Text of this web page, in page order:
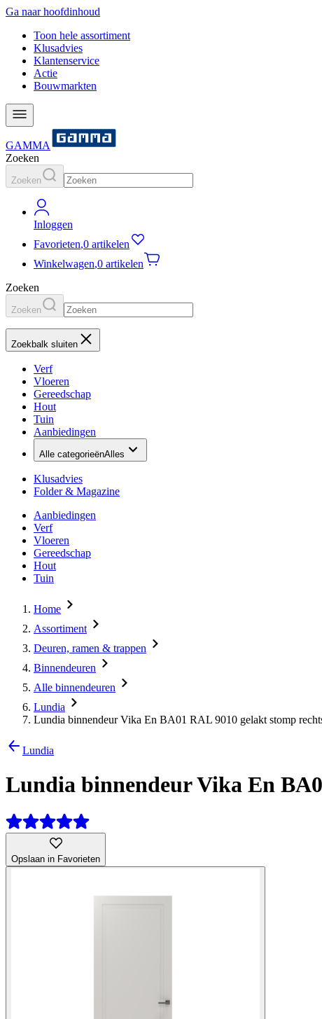
Ga naar hoofdinhoud
Toon hele assortiment
Klusadvies
Klantenservice
Actie
Bouwmarkten
GAMMA
Zoeken
Zoeken
Inloggen
Favorieten,0 artikelen
Winkelwagen,0 artikelen
Zoeken
Zoeken
Zoekbalk sluiten
Verf
Vloeren
Gereedschap
Hout
Tuin
Aanbiedingen
Alle categorieënAlles
Klusadvies
Folder & Magazine
Aanbiedingen
Verf
Vloeren
Gereedschap
Hout
Tuin
Home
Assortiment
Deuren, ramen & trappen
Binnendeuren
Alle binnendeuren
Lundia
Lundia binnendeur Vika En BA01 RAL 9010 gelakt stomp
Lundia
Lundia binnendeur Vika En
Opslaan in Favorieten